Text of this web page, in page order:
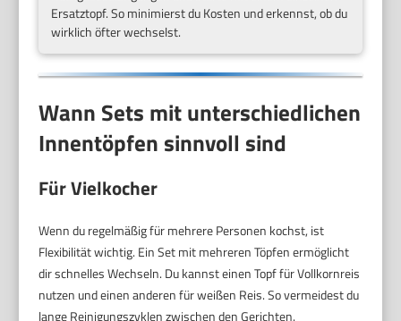
Ersatztopf. So minimierst du Kosten und erkennst, ob du
wirklich öfter wechselst.
Wann Sets mit unterschiedlichen
Innentöpfen sinnvoll sind
Für Vielkocher
Wenn du regelmäßig für mehrere Personen kochst, ist
Flexibilität wichtig. Ein Set mit mehreren Töpfen ermöglicht
dir schnelles Wechseln. Du kannst einen Topf für Vollkornreis
nutzen und einen anderen für weißen Reis. So vermeidest du
lange Reinigungszyklen zwischen den Gerichten.